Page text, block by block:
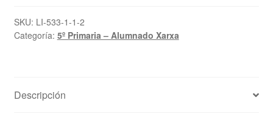
5º
Primaria
cantidad
SKU: LI-533-1-1-2
Categoría: 5º Primaria – Alumnado Xarxa
Descripción